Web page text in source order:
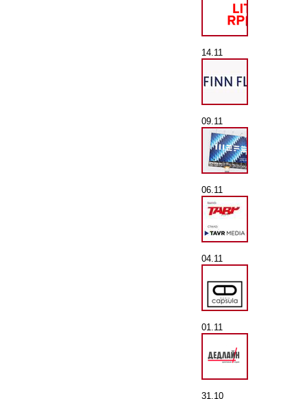
14.11
09.11
06.11
04.11
01.11
31.10